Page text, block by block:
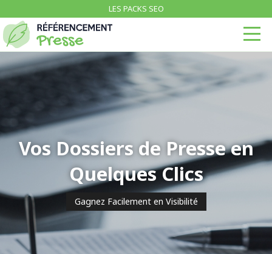
LES PACKS SEO
Vos Dossiers de Presse en
Quelques Clics
Gagnez Facilement en Visibilité